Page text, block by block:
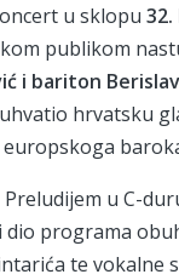
u sklopu
publikom
i bariton
hrvatsku
u C-
dio programa
te vokalne